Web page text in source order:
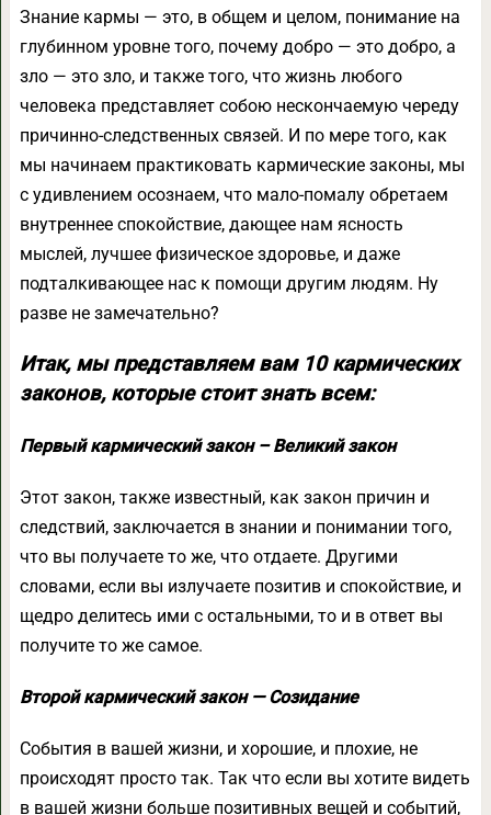
Знание кармы — это, в общем и целом, понимание на
глубинном уровне того, почему добро — это добро, а
зло — это зло, и также того, что жизнь любого
человека представляет собою нескончаемую череду
причинно-следственных связей. И по мере того, как
мы начинаем практиковать кармические законы, мы
с удивлением осознаем, что мало-помалу обретаем
внутреннее спокойствие, дающее нам ясность
мыслей, лучшее физическое здоровье, и даже
подталкивающее нас к помощи другим людям. Ну
разве не замечательно?
Итак, мы представляем вам 10 кармических
законов, которые стоит знать всем:
Первый кармический закон – Великий закон
Этот закон, также известный, как закон причин и
следствий, заключается в знании и понимании того,
что вы получаете то же, что отдаете. Другими
словами, если вы излучаете позитив и спокойствие, и
щедро делитесь ими с остальными, то и в ответ вы
получите то же самое.
Второй кармический закон — Созидание
События в вашей жизни, и хорошие, и плохие, не
происходят просто так. Так что если вы хотите видеть
в вашей жизни больше позитивных вещей и событий,